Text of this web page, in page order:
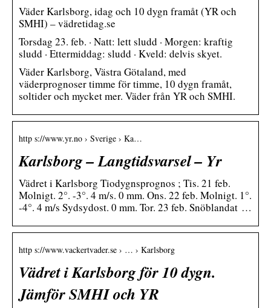
Väder Karlsborg, idag och 10 dygn framåt (YR och
SMHI) – vädretidag.se
Torsdag 23. feb. · Natt: lett sludd · Morgen: kraftig
sludd · Ettermiddag: sludd · Kveld: delvis skyet.
Väder Karlsborg, Västra Götaland, med
väderprognoser timme för timme, 10 dygn framåt,
soltider och mycket mer. Väder från YR och SMHI.
http s://www.yr.no › Sverige › Ka…
Karlsborg – Langtidsvarsel – Yr
Vädret i Karlsborg Tiodygnsprognos ; Tis. 21 feb.
Molnigt. 2°. -3°. 4 m/s. 0 mm. Ons. 22 feb. Molnigt. 1°.
-4°. 4 m/s Sydsydost. 0 mm. Tor. 23 feb. Snöblandat …
http s://www.vackertvader.se › … › Karlsborg
Vädret i Karlsborg för 10 dygn.
Jämför SMHI och YR